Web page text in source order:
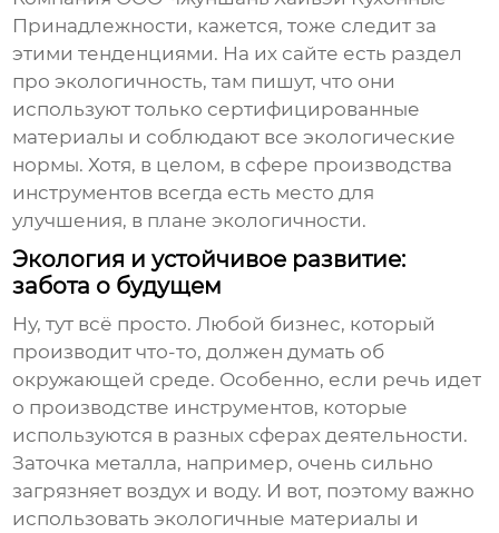
Принадлежности, кажется, тоже следит за
этими тенденциями. На их сайте есть раздел
про экологичность, там пишут, что они
используют только сертифицированные
материалы и соблюдают все экологические
нормы. Хотя, в целом, в сфере производства
инструментов всегда есть место для
улучшения, в плане экологичности.
Экология и устойчивое развитие:
забота о будущем
Ну, тут всё просто. Любой бизнес, который
производит что-то, должен думать об
окружающей среде. Особенно, если речь идет
о производстве инструментов, которые
используются в разных сферах деятельности.
Заточка металла, например, очень сильно
загрязняет воздух и воду. И вот, поэтому важно
использовать экологичные материалы и